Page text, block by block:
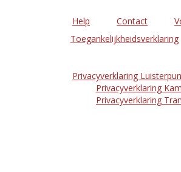
Help Contact
Toegankelijkheidsverklaring
Privacyverklaring
Privacyverklaring
Privacyverklaring